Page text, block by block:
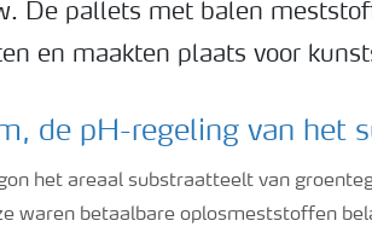
De pallets met balen
en maakten plaats voor
de pH-regeling van het
het areaal substraatteelt van
waren betaalbare oplosmeststoffen